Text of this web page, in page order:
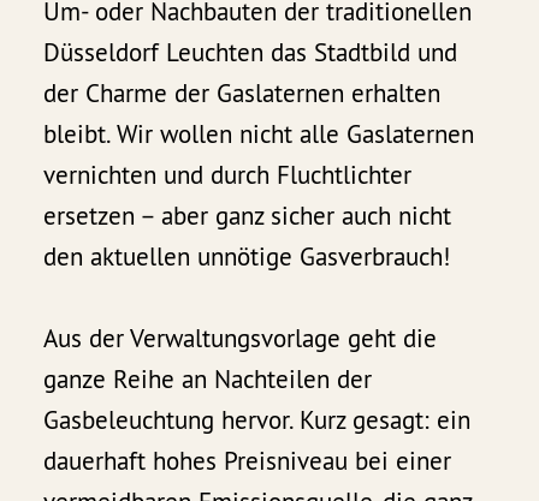
Um- oder Nachbauten der traditionellen
Düsseldorf Leuchten das Stadtbild und
der Charme der Gaslaternen erhalten
bleibt. Wir wollen nicht alle Gaslaternen
vernichten und durch Fluchtlichter
ersetzen – aber ganz sicher auch nicht
den aktuellen unnötige Gasverbrauch!
Aus der Verwaltungsvorlage geht die
ganze Reihe an Nachteilen der
Gasbeleuchtung hervor. Kurz gesagt: ein
dauerhaft hohes Preisniveau bei einer